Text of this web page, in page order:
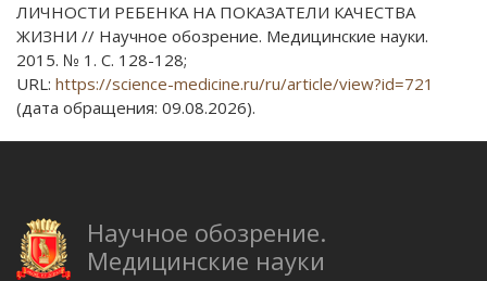
ЛИЧНОСТИ РЕБЕНКА НА ПОКАЗАТЕЛИ КАЧЕСТВА
ЖИЗНИ // Научное обозрение. Медицинские науки.
2015. № 1. С. 128-128;
URL: https://science-medicine.ru/ru/article/view?id=721
(дата обращения: 09.08.2026).
Научное обозрение.
Медицинские науки